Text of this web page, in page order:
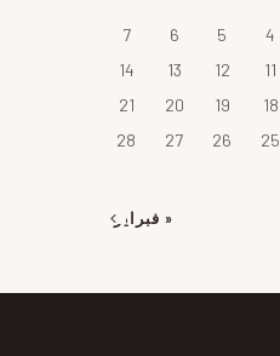
4
5
6
7
11
12
13
14
18
19
20
21
25
26
27
28
« فبراير